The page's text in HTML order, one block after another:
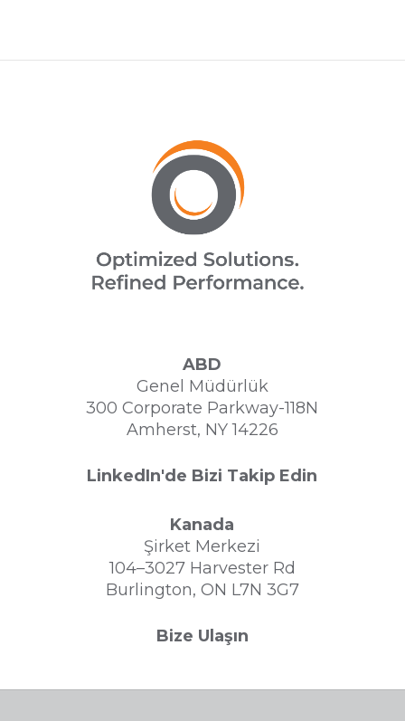
ABD
Genel Müdürlük
300 Corporate Parkway-118N
Amherst, NY 14226
LinkedIn'de Bizi Takip Edin
Kanada
Şirket Merkezi
104–3027 Harvester Rd
Burlington, ON L7N 3G7
Bize Ulaşın